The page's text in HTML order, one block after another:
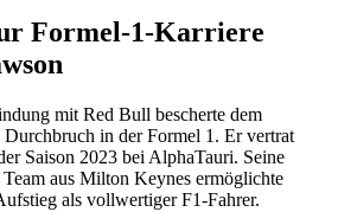
Formel-1-Karriere
mit Red Bull bescherte dem
Durchbruch in der Formel 1. Er vertrat
Saison 2023 bei AlphaTauri. Seine
aus Milton Keynes ermöglichte
als vollwertiger F1-Fahrer.